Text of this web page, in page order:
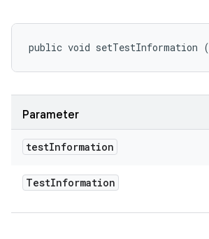
public void setTestInformation (
Parameter
testInformation
TestInformation